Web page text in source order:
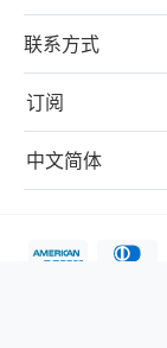
联系方式
订阅
中文简体